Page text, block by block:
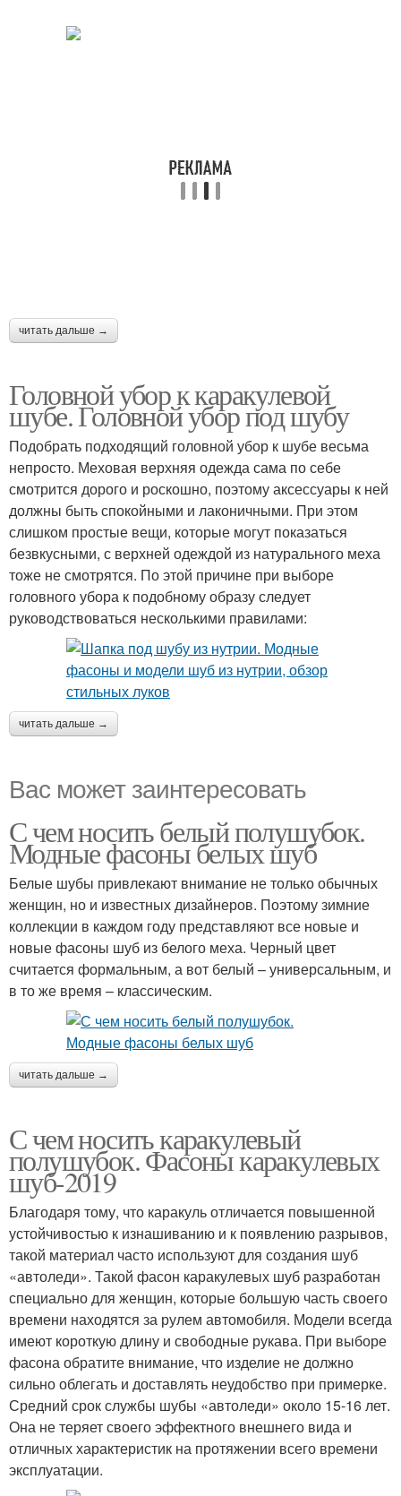
читать дальше →
Головной убор к каракулевой
шубе. Головной убор под шубу
Подобрать подходящий головной убор к шубе весьма
непросто. Меховая верхняя одежда сама по себе
смотрится дорого и роскошно, поэтому аксессуары к ней
должны быть спокойными и лаконичными. При этом
слишком простые вещи, которые могут показаться
безвкусными, с верхней одеждой из натурального меха
тоже не смотрятся. По этой причине при выборе
головного убора к подобному образу следует
руководствоваться несколькими правилами:
читать дальше →
Вас может заинтересовать
С чем носить белый полушубок.
Модные фасоны белых шуб
Белые шубы привлекают внимание не только обычных
женщин, но и известных дизайнеров. Поэтому зимние
коллекции в каждом году представляют все новые и
новые фасоны шуб из белого меха. Черный цвет
считается формальным, а вот белый – универсальным, и
в то же время – классическим.
читать дальше →
С чем носить каракулевый
полушубок. Фасоны каракулевых
шуб-2019
Благодаря тому, что каракуль отличается повышенной
устойчивостью к изнашиванию и к появлению разрывов,
такой материал часто используют для создания шуб
«автоледи». Такой фасон каракулевых шуб разработан
специально для женщин, которые большую часть своего
времени находятся за рулем автомобиля. Модели всегда
имеют короткую длину и свободные рукава. При выборе
фасона обратите внимание, что изделие не должно
сильно облегать и доставлять неудобство при примерке.
Средний срок службы шубы «автоледи» около 15-16 лет.
Она не теряет своего эффектного внешнего вида и
отличных характеристик на протяжении всего времени
эксплуатации.